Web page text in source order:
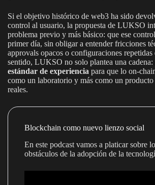
Si el objetivo histórico de web3 ha sido
control al usuario, la propuesta de LUKSO
problema previo y más básico: que ese
primer día, sin obligar a entender fricciones
approvals opacos o configuraciones repetidas
sentido, LUKSO no solo plantea una cadena:
estándar de experiencia para que lo on-
como un laboratorio y más como un producto
reales.
Blockchain como nuevo lienzo social
En este podcast vamos a platicar sobre
obstáculos de la adopción de la